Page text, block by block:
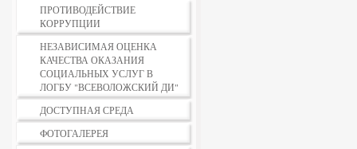
ПРОТИВОДЕЙСТВИЕ
КОРРУПЦИИ
НЕЗАВИСИМАЯ ОЦЕНКА
КАЧЕСТВА ОКАЗАНИЯ
СОЦИАЛЬНЫХ УСЛУГ В
ЛОГБУ "ВСЕВОЛОЖСКИЙ ДИ"
ДОСТУПНАЯ СРЕДА
ФОТОГАЛЕРЕЯ